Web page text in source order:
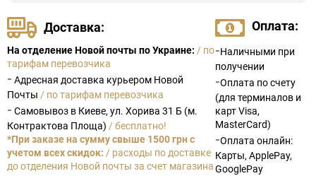
Доставка:
На отделение Новой почты по Украине: / по
тарифам перевозчика
- Адресная доставка курьером Новой
Почты / по тарифам перевозчика
- Самовывоз в Киеве, ул. Хорива 31 Б (м.
Контрактова Площа) / бесплатно!
*При заказе на сумму свыше 1500 грн с
учетом всех скидок: / расходы по доставке
до отделения Новой почты за счет магазина
Оплата:
-Наличными при
получении
-Оплата по счету
(для терминалов и
карт Visa,
MasterCard)
-Оплата онлайн:
Карты, ApplePay,
GooglePay